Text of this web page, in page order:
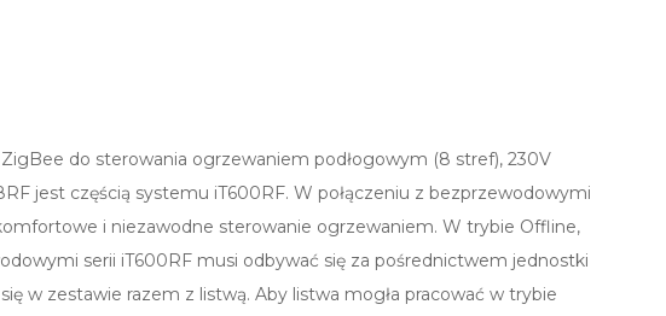
do sterowania ogrzewaniem podłogowym (8 stref), 230V
jest częścią systemu iT600RF. W połączeniu z bezprzewodowymi
i niezawodne sterowanie ogrzewaniem. W trybie Offline,
serii iT600RF musi odbywać się za pośrednictwem jednostki
w zestawie razem z listwą. Aby listwa mogła pracować w trybie